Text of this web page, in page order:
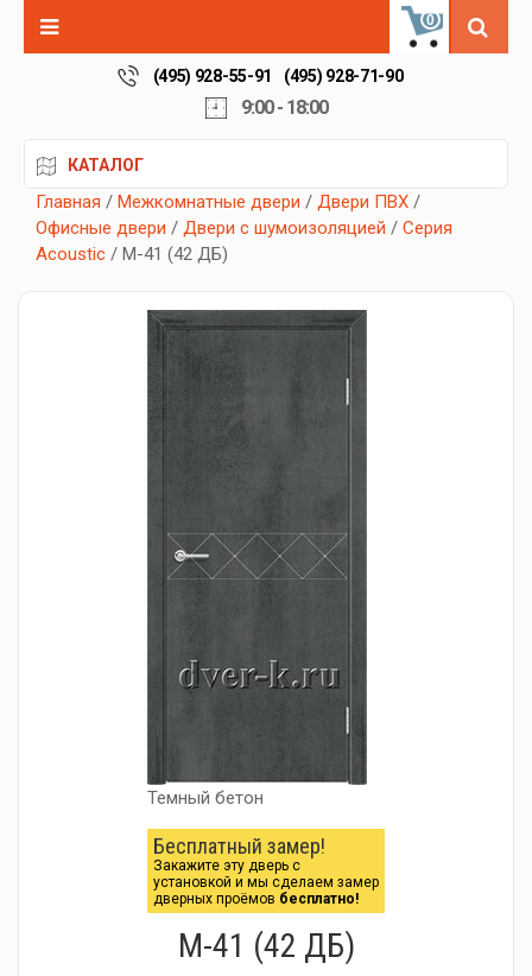
0
(495) 928-55-91 (495) 928-71-90
9:00 - 18:00
КАТАЛОГ
Главная / Межкомнатные двери / Двери ПВХ /
Офисные двери / Двери с шумоизоляцией / Серия
Acoustic / М-41 (42 ДБ)
Темный бетон
Бесплатный замер!
Закажите эту дверь с
установкой и мы сделаем замер
дверных проёмов бесплатно!
М-41 (42 ДБ)